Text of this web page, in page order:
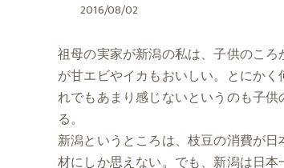
2016/08/02
祖母の実家が新潟の私は、子供のこ
が甘エビやイカもおいしい。とにか
れでもあまり感じないというのも子
る。
新潟というところは、枝豆の消費が
材にしか思えない。でも、新潟は日